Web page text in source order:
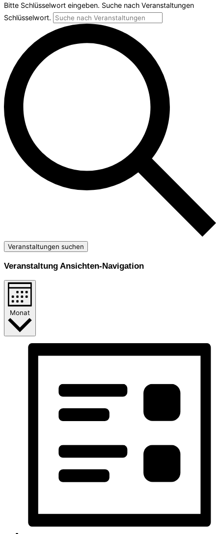
Bitte Schlüsselwort eingeben. Suche nach Veranstaltungen
Schlüsselwort.
Veranstaltungen suchen
Veranstaltung Ansichten-Navigation
Monat